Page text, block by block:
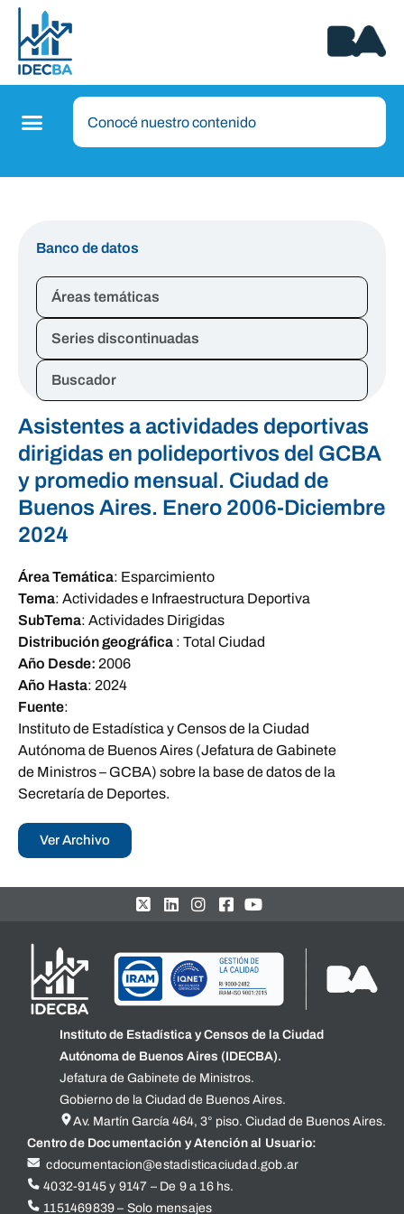
Banco de datos
Áreas temáticas
Series discontinuadas
Buscador
Asistentes a actividades deportivas
dirigidas en polideportivos del GCBA
y promedio mensual. Ciudad de
Buenos Aires. Enero 2006-Diciembre
2024
Área Temática: Esparcimiento
Tema: Actividades e Infraestructura Deportiva
SubTema: Actividades Dirigidas
Distribución geográfica : Total Ciudad
Año Desde: 2006
Año Hasta: 2024
Fuente:
Instituto de Estadística y Censos de la Ciudad
Autónoma de Buenos Aires (Jefatura de Gabinete
de Ministros – GCBA) sobre la base de datos de la
Secretaría de Deportes.
Ver Archivo
Instituto de Estadística y Censos de la Ciudad
Autónoma de Buenos Aires (IDECBA).
Jefatura de Gabinete de Ministros.
Gobierno de la Ciudad de Buenos Aires.
Av. Martín García 464, 3° piso. Ciudad de Buenos Aires.
Centro de Documentación y Atención al Usuario:
cdocumentacion@estadisticaciudad.gob.ar
4032-9145 y 9147 – De 9 a 16 hs.
1151469839 – Solo mensajes